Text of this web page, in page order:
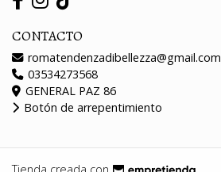
CONTACTO
romatendenzadibellezza@gmail.com
03534273568
GENERAL PAZ 86
Botón de arrepentimiento